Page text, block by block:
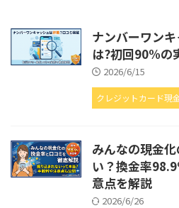
ナンバーワン
は?初回90%の
2026/6/15
クレジットカード現
みんなの現金
い？換金率
意点を解説
2026/6/26